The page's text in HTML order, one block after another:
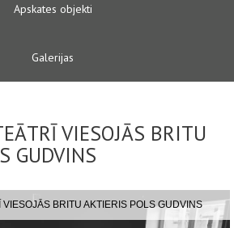
Apskates objekti
Galerijas
VIESOJĀS BRITU
GUDVINS
BRITU AKTIERIS POLS GUDVINS